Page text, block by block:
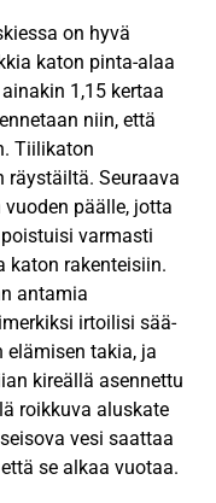
on hyvä
katon pinta-alaa
1,15 kertaa
niin, että
Tiilikaton
räystäiltä. Seuraava
päälle, jotta
varmasti
katon rakenteisiin.
antamia
irtoilisi sää-
takia, ja
kireällä asennettu
roikkuva aluskate
vesi saattaa
se alkaa vuotaa.